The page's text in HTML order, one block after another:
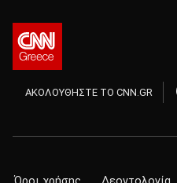
ΑΚΟΛΟΥΘΗΣΤΕ ΤΟ CNN.GR